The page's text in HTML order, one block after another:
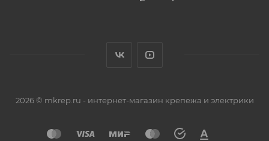
2026 © mkrep.ru - интернет-магазин крепежа и электрики